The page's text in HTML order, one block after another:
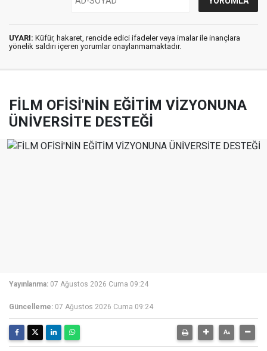
UYARI: Küfür, hakaret, rencide edici ifadeler veya imalar ile inançlara
yönelik saldırı içeren yorumlar onaylanmamaktadır.
FİLM OFİSİ'NİN EĞİTİM VİZYONUNA
ÜNİVERSİTE DESTEĞİ
Yayınlanma: 07 Ağustos 2026 Cuma 09:24
Güncelleme: 07 Ağustos 2026 Cuma 09:24